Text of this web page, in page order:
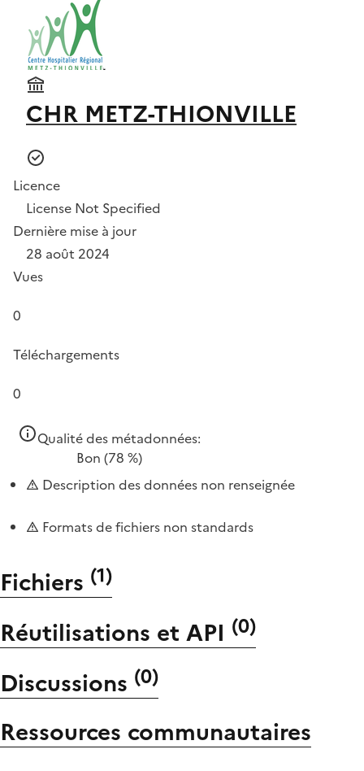
CHR METZ-THIONVILLE
Licence
License Not Specified
Dernière mise à jour
28 août 2024
Vues
0
Téléchargements
0
Qualité des métadonnées:
Bon (78 %)
Description des données non renseignée
Formats de fichiers non standards
Fichiers (1)
Réutilisations et API (0)
Discussions (0)
Ressources communautaires